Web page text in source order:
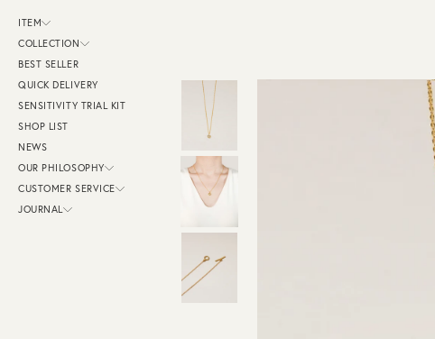
ITEM
COLLECTION
BEST SELLER
QUICK DELIVERY
SENSITIVITY TRIAL KIT
SHOP LIST
NEWS
OUR PHILOSOPHY
CUSTOMER SERVICE
JOURNAL